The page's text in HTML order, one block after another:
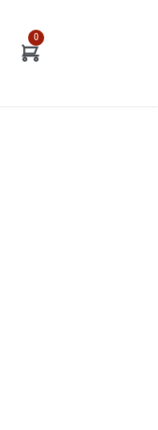
0
Zur